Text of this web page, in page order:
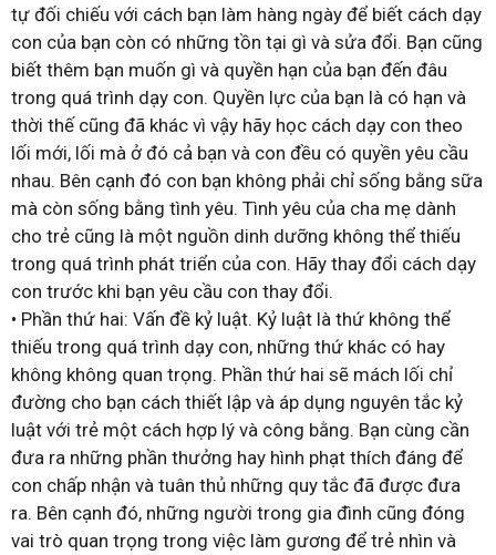
tự đối chiếu với cách bạn làm hàng ngày để biết cách dạy
con của bạn còn có những tồn tại gì và sửa đổi. Bạn cũng
biết thêm bạn muốn gì và quyền hạn của bạn đến đâu
trong quá trình dạy con. Quyền lực của bạn là có hạn và
thời thế cũng đã khác vì vậy hãy học cách dạy con theo
lối mới, lối mà ở đó cả bạn và con đều có quyền yêu cầu
nhau. Bên cạnh đó con bạn không phải chỉ sống bằng sữa
mà còn sống bằng tình yêu. Tình yêu của cha mẹ dành
cho trẻ cũng là một nguồn dinh dưỡng không thể thiếu
trong quá trình phát triển của con. Hãy thay đổi cách dạy
con trước khi bạn yêu cầu con thay đổi.
• Phần thứ hai: Vấn đề kỷ luật. Kỷ luật là thứ không thể
thiếu trong quá trình dạy con, những thứ khác có hay
không không quan trọng. Phần thứ hai sẽ mách lối chỉ
đường cho bạn cách thiết lập và áp dụng nguyên tắc kỷ
luật với trẻ một cách hợp lý và công bằng. Bạn cùng cần
đưa ra những phần thưởng hay hình phạt thích đáng để
con chấp nhận và tuân thủ những quy tắc đã được đưa
ra. Bên cạnh đó, những người trong gia đình cũng đóng
vai trò quan trọng trong việc làm gương để trẻ nhìn và